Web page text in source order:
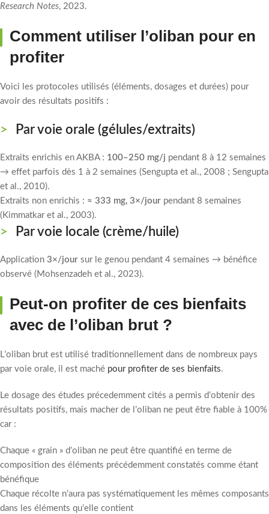
Research Notes, 2023.
Comment utiliser l’oliban pour en
profiter
Voici les protocoles utilisés (éléments, dosages et durées) pour
avoir des résultats positifs :
Par voie orale (gélules/extraits)
Extraits enrichis en AKBA : 100–250 mg/j pendant 8 à 12 semaines
→ effet parfois dès 1 à 2 semaines (Sengupta et al., 2008 ; Sengupta
et al., 2010).
Extraits non enrichis : ≈ 333 mg, 3×/jour pendant 8 semaines
(Kimmatkar et al., 2003).
Par voie locale (crème/huile)
Application 3×/jour sur le genou pendant 4 semaines → bénéfice
observé (Mohsenzadeh et al., 2023).
Peut-on profiter de ces bienfaits
avec de l’oliban brut ?
L’oliban brut est utilisé traditionnellement dans de nombreux pays
par voie orale, il est maché pour profiter de ses bienfaits.
Le dosage des études précedemment cités a permis d’obtenir des
résultats positifs, mais macher de l’oliban ne peut être fiable à 100%
car :
Chaque « grain » d’oliban ne peut être quantifié en terme de
composition des éléments précédemment constatés comme étant
bénéfique
Chaque récolte n’aura pas systématiquement les mêmes composants
dans les éléments qu’elle contient